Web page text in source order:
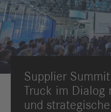
Supplier
Truck im Dialog
und